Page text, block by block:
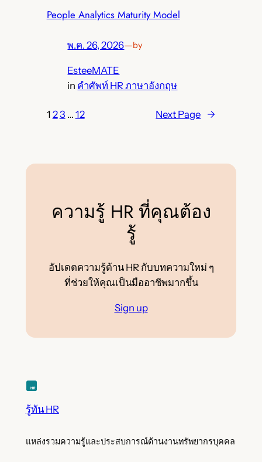
People Analytics Maturity Model
พ.ค. 26, 2026—by
EsteeMATE
in คำศัพท์ HR ภาษาอังกฤษ
1 23 … 12 Next Page →
ความรู้ HR ที่คุณต้อง
รู้
อัปเดตความรู้ด้าน HR กับบทความใหม่ ๆ
ที่ช่วยให้คุณเป็นมืออาชีพมากขึ้น
Sign up
รู้ทัน HR
แหล่งรวมความรู้และประสบการณ์ด้านงานทรัพยากรบุคคล